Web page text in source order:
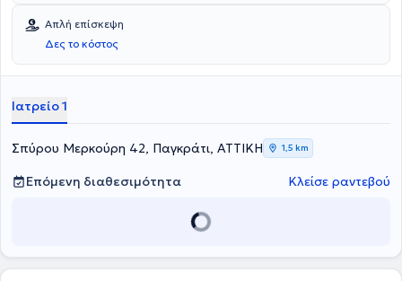
Απλή επίσκεψη
Δες το κόστος
Ιατρείο 1
Σπύρου Μερκούρη 42, Παγκράτι, ΑΤΤΙΚΗ 1,5 km
Επόμενη διαθεσιμότητα Κλείσε ραντεβού